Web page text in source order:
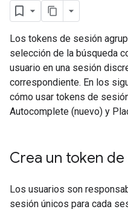
Los tokens de sesión
selección de la búsqueda
usuario en una sesión
correspondiente. En los
cómo usar tokens de
Autocomplete (nuevo) y
Crea un token de
Los usuarios son
sesión únicos para cada